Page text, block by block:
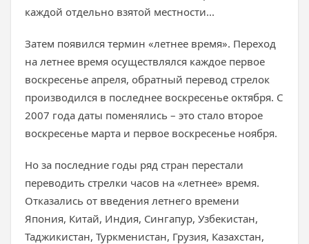
каждой отдельно взятой местности...
Затем появился термин «летнее время». Переход
на летнее время осуществлялся каждое первое
воскресенье апреля, обратный перевод стрелок
производился в последнее воскресенье октября. С
2007 года даты поменялись – это стало второе
воскресенье марта и первое воскресенье ноября.
Но за последние годы ряд стран перестали
переводить стрелки часов на «летнее» время.
Отказались от введения летнего времени
Япония, Китай, Индия, Сингапур, Узбекистан,
Таджикистан, Туркменистан, Грузия, Казахстан,